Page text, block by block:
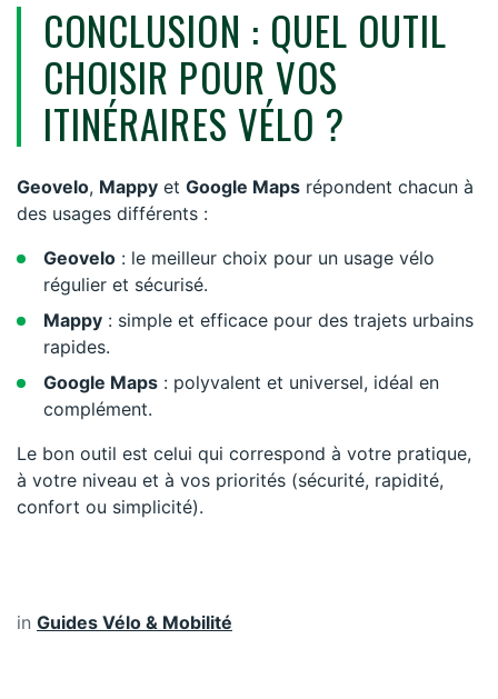
CONCLUSION : QUEL OUTIL
CHOISIR POUR VOS
ITINÉRAIRES VÉLO ?
Geovelo, Mappy et Google Maps répondent chacun à
des usages différents :
Geovelo : le meilleur choix pour un usage vélo
régulier et sécurisé.
Mappy : simple et efficace pour des trajets urbains
rapides.
Google Maps : polyvalent et universel, idéal en
complément.
Le bon outil est celui qui correspond à votre pratique,
à votre niveau et à vos priorités (sécurité, rapidité,
confort ou simplicité).
in Guides Vélo & Mobilité